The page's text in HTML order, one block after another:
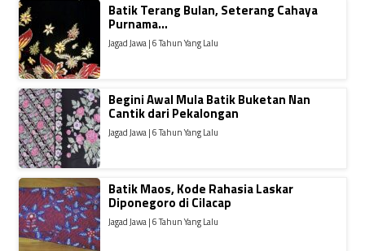
Batik Terang Bulan, Seterang Cahaya
Purnama…
Jagad Jawa | 6 Tahun Yang Lalu
Begini Awal Mula Batik Buketan Nan
Cantik dari Pekalongan
Jagad Jawa | 6 Tahun Yang Lalu
Batik Maos, Kode Rahasia Laskar
Diponegoro di Cilacap
Jagad Jawa | 6 Tahun Yang Lalu